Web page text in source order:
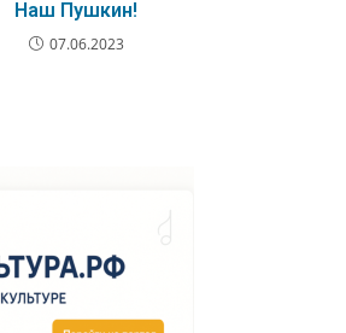
Наш Пушкин!
07.06.2023